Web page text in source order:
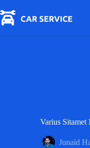
to
content
Varius Sitamet
Junaid